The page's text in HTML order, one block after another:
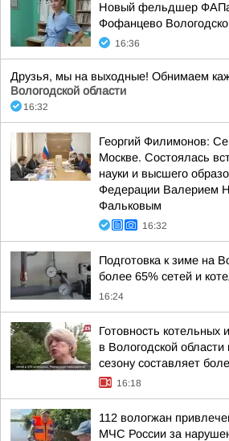
Новый фельдшер ФАПа
Фофанцево
16:36
Друзья, мы на выходные! Обнимаем
Вологодской области
16:32
Георгий Филимонов:
Москве. Состоялась
науки и высшего
Федерации Валерием
Фальковым
16:32
Подготовка к зиме на
более 65% сетей и
16:24
Готовность котельных
в Вологодской
сезону составляет
16:18
112 вологжан
МЧС России за